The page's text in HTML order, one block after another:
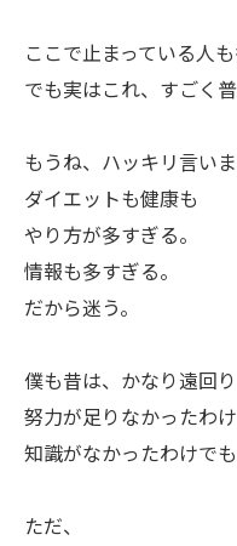
ここで止まっている人も
でも実はこれ、すごく普
もうね、ハッキリ言いま
ダイエットも健康も
やり方が多すぎる。
情報も多すぎる。
だから迷う。
僕も昔は、かなり遠回り
努力が足りなかったわけ
知識がなかったわけでも
ただ、